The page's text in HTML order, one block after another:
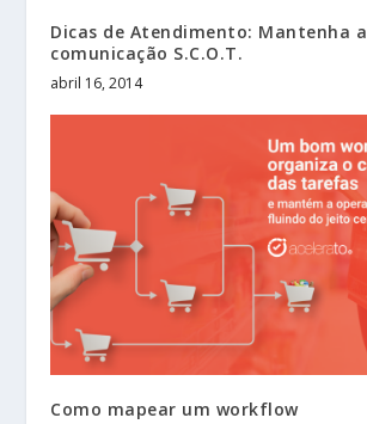
Dicas de Atendimento: Mantenha a
comunicação S.C.O.T.
abril 16, 2014
Como mapear um workflow